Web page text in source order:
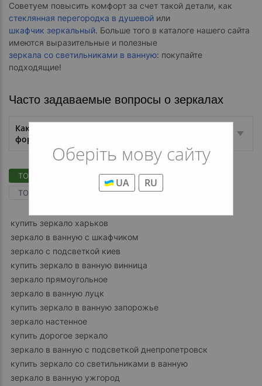
Оберіть мову сайту
UA RU
Советуем повысить комфорт за счет такой детали, как
стеклянная перегородка в душевой или
шкафчик зеркальный. Больше того в каталоге нашего сайта
имеются выразительные и полезные
зеркала со светильниками в ванную: покупайте
подходящие!
Часто задаваемые вопросы о зеркалах
Какой товар из категории "Зеркала с увеличением
формы солнце" часто выбирают покупатели?
ТОП Категории ТОП Меню
ТОП Фильтры
ТОП Зеркала
ТОП Предложений
купить зеркало харьков
зеркало в ванную с шкафчиком
зеркало с подсветкой киев
купить зеркало в ванную винница
зеркало прямоугольное
зеркало в ванную луцк
купить зеркало в ванную запорожье
зеркало настенное
купить дорогое зеркало
зеркало в ванную с подсветкой днепропетровск
купить зеркало со светильниками в ванную
зеркало в ванную ужгород